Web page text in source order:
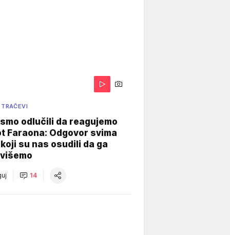
odlučili da reagujemo
Faraona: Odgovor svima
su nas osudili da ga
14